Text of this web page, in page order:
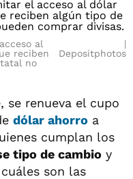
al
reciben
no
Depositphotos
se renueva el cupo
dólar ahorro a
cumplan los
tipo de cambio y
son las